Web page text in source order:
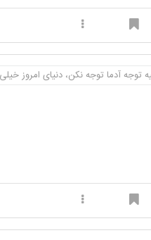
توجه آدما توجه نکن، دنیای